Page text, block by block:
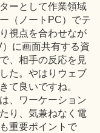
ーとして作業領域
（ノートPC）でテ
視点を合わせなが
に画面共有する資
、相手の反応を見
た。やはりウェブ
て良いですね。
、ワーケーション
り、気兼ねなく電
重要ポイントで